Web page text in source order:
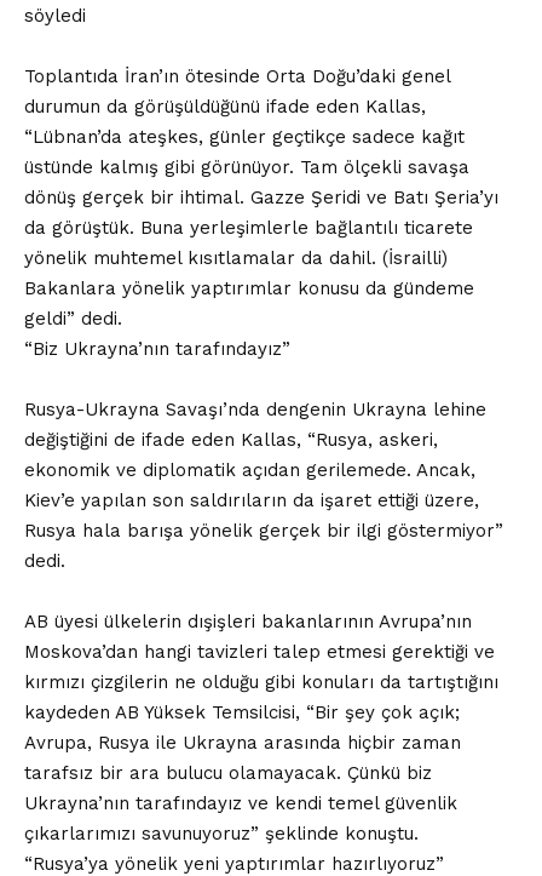
söyledi
Toplantıda İran’ın ötesinde Orta Doğu’daki genel
durumun da görüşüldüğünü ifade eden Kallas,
“Lübnan’da ateşkes, günler geçtikçe sadece kağıt
üstünde kalmış gibi görünüyor. Tam ölçekli savaşa
dönüş gerçek bir ihtimal. Gazze Şeridi ve Batı Şeria’yı
da görüştük. Buna yerleşimlerle bağlantılı ticarete
yönelik muhtemel kısıtlamalar da dahil. (İsrailli)
Bakanlara yönelik yaptırımlar konusu da gündeme
geldi” dedi.
“Biz Ukrayna’nın tarafındayız”
Rusya-Ukrayna Savaşı’nda dengenin Ukrayna lehine
değiştiğini de ifade eden Kallas, “Rusya, askeri,
ekonomik ve diplomatik açıdan gerilemede. Ancak,
Kiev’e yapılan son saldırıların da işaret ettiği üzere,
Rusya hala barışa yönelik gerçek bir ilgi göstermiyor”
dedi.
AB üyesi ülkelerin dışişleri bakanlarının Avrupa’nın
Moskova’dan hangi tavizleri talep etmesi gerektiği ve
kırmızı çizgilerin ne olduğu gibi konuları da tartıştığını
kaydeden AB Yüksek Temsilcisi, “Bir şey çok açık;
Avrupa, Rusya ile Ukrayna arasında hiçbir zaman
tarafsız bir ara bulucu olamayacak. Çünkü biz
Ukrayna’nın tarafındayız ve kendi temel güvenlik
çıkarlarımızı savunuyoruz” şeklinde konuştu.
“Rusya’ya yönelik yeni yaptırımlar hazırlıyoruz”